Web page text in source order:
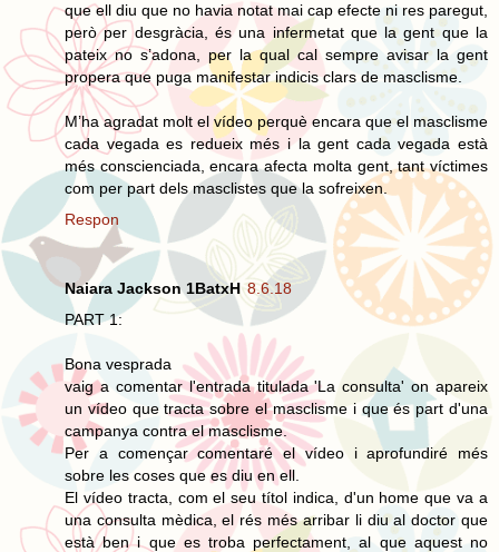
que ell diu que no havia notat mai cap efecte ni res paregut,
però per desgràcia, és una infermetat que la gent que la
pateix no s’adona, per la qual cal sempre avisar la gent
propera que puga manifestar indicis clars de masclisme.
M’ha agradat molt el vídeo perquè encara que el masclisme
cada vegada es redueix més i la gent cada vegada està
més conscienciada, encara afecta molta gent, tant víctimes
com per part dels masclistes que la sofreixen.
Respon
Naiara Jackson 1BatxH 8.6.18
PART 1:
Bona vesprada
vaig a comentar l'entrada titulada 'La consulta' on apareix
un vídeo que tracta sobre el masclisme i que és part d'una
campanya contra el masclisme.
Per a començar comentaré el vídeo i aprofundiré més
sobre les coses que es diu en ell.
El vídeo tracta, com el seu títol indica, d'un home que va a
una consulta mèdica, el rés més arribar li diu al doctor que
està ben i que es troba perfectament, al que aquest no